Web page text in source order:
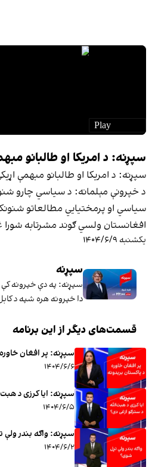
سپړنه: د امریکا او طالبانو
سپړنه: د امریکا او طالبانو مبهمې
د خپرونې مېلمانه: د سیاسي چارو
سیاسي او پرمختیایي مطالعاتو
افغانستان ولسي ګوند مشرتابه
یکشنبه ۱۴۰۴/۶/۹
سپړنه
سپړنه: په دې خپرونه
دا خپرونه هره شپه د کابل پر وخت
قسمت‌های دیگر از این برنامه
سپړنه: پر افغان
۱۴۰۴/۶/۶
سپړنه: ایا کرزی د
۱۴۰۴/۶/۵
سپړنه: واګه بندر
۱۴۰۴/۶/۲